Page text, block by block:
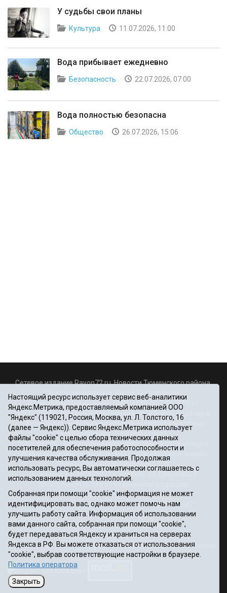
У судьбы свои планы
Культура 11.07.2026, 11:00
Вода прибывает ежедневно
Безопасность 22.07.2026, 07:00
Вода полностью безопасна
Общество 26.07.2026, 15:06
Сетевое издание Rayon72.ru. Новости Тюменского района.
Rayon72@yandex.ru
Регистрационный номер СМИ Эл № ФС77-67956 от
06.12.2016г., выдано Федеральной службой по надзору в
сфере связи, информационных технологий и массовых
коммуникаций (Роскомнадзор)
Учредитель: Автономная некоммерческая организация
«Информационно-издательский центр «Красное знамя».
Главный редактор Некрасова Т. В.
Почтовый адрес: 625031 г.Тюмень. ул. Шишкова, 6
Электронная почта объединенной редакции:
krasnoeznam@rambler.ru
Телефоны 8 (3452) 34-80-60, 69-56-73, 69-56-47
Политика оператора
Информация об учреждении
Публичная оферта
При использовании материалов ссылка на сайт обязательна.
12+
Настоящий ресурс использует сервис веб-аналитики
Яндекс.Метрика, предоставляемый компанией ООО
"Яндекс" (119021, Россия, Москва, ул. Л. Толстого, 16
(далее — Яндекс)). Сервис Яндекс.Метрика использует
файлы "cookie" с целью сбора технических данных
посетителей для обеспечения работоспособности и
улучшения качества обслуживания. Продолжая
использовать ресурс, Вы автоматически соглашаетесь с
использованием данных технологий.
Собранная при помощи "cookie" информация не может
идентифицировать вас, однако может помочь нам
улучшить работу сайта. Информация об использовании
вами данного сайта, собранная при помощи "cookie",
будет передаваться Яндексу и храниться на серверах
Яндекса в РФ. Вы можете отказаться от использования
"cookie", выбрав соответствующие настройки в браузере.
Политика оператора
Закрыть